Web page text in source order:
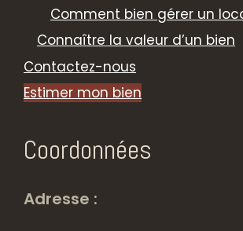
Comment bien gérer un
Connaître la valeur d’un bien
Contactez-nous
Estimer mon bien
Coordonnées
Adresse :